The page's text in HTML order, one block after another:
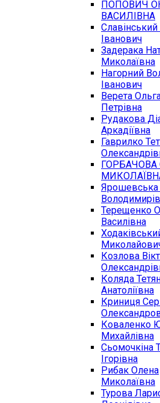
ПОПОВИЧ
ВАСИЛІВНА
Славінський
Іванович
Задерака
Миколаївна
Нагорний
Іванович
Верета
Петрівна
Рудакова
Аркадіївна
Гаврилко
ГОРБАЧОВА
Ярошевська
Терещенко
Василівна
Козлова
Коляда
Анатоліївна
Криниця
Коваленко
Михайлівна
Сьомочкіна
Ігорівна
Рибак Олена
Миколаївна
Турова